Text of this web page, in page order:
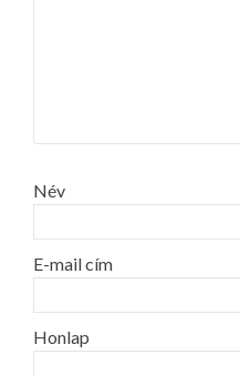
Név
E-mail cím
Honlap